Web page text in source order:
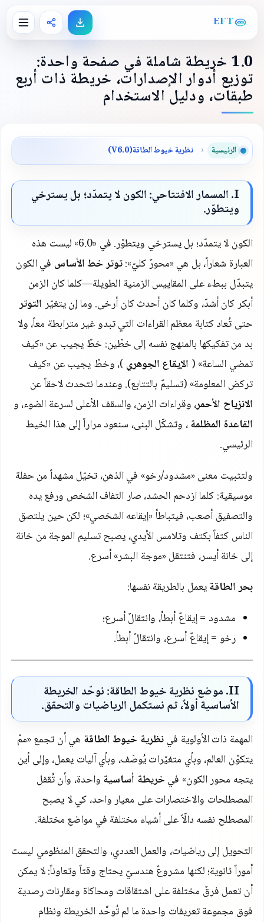
EFT
1.0 خريطة شاملة في صفحة واحدة:
توزيع أدوار الإصدارات، خريطة ذات أربع
طبقات، ودليل الاستخدام
الرئيسية › نظرية خيوط الطاقة(V6.0)
I. المسمار الافتتاحي: الكون لا يتمدّد؛ بل يسترخي
ويتطوّر.
الكون لا يتمدّد؛ بل يسترخي ويتطوّر. في «6.0» ليست هذه
العبارة شعاراً، بل هي «محورٌ كليّ»:توتر خط الأساس في الكون
يتبدّل ببطء على المقاييس الزمنية الطويلة—كلما كان الزمن
أبكر كان أشدّ، وكلما كان أحدث كان أرخى. وما إن يتغيّر التوتر
حتى تُعاد كتابة معظم القراءات التي تبدو غير مترابطة معاً، ولا
بد من تفكيكها بالمنهج نفسه إلى خطّين: خطّ يجيب عن «كيف
تمضي الساعة» ( الإيقاع الجوهري )، وخطّ يجيب عن «كيف
تركض المعلومة» (تسليمٌ بالتتابع). وعندما نتحدث لاحقاً عن
الانزياح الأحمر، وقراءات الزمن، والسقف الأعلى لسرعة الضوء، و
القاعدة المظلمة، وتشكّل البنى، سنعود مراراً إلى هذا الخيط
الرئيسي.
ولتثبيت معنى «مشدود/رخو» في الذهن، تخيّل مشهداً من حفلة
موسيقية: كلما ازدحم الحشد، صار التفاف الشخص ورفع يده
والتصفيق أصعب، فيتباطأ «إيقاعه الشخصي»؛ لكن حين يلتصق
الناس كتفاً بكتف وتلامس الأيدي، يصبح تسليم الموجة من خانة
إلى خانة أيسر، فتنتقل «موجة البشر» أسرع.
بحر الطاقةيعمل بالطريقة نفسها:
مشدود = إيقاعٌ أبطأ، وانتقالٌ أسرع؛
رخو = إيقاعٌ أسرع، وانتقالٌ أبطأ.
II. موضع نظرية خيوط الطاقة: نوحّد الخريطة
الأساسية أولاً، ثم نستكمل الرياضيات والتحقق.
المهمة ذات الأولوية فينظرية خيوط الطاقة هي أن تجمع «ممّ
يتكوّن العالم، وبأي متغيّرات يُوصَف، وبأي آليات يعمل، وإلى أين
يتجه محور الكون» في خريطة أساسية واحدة، وأن تُقفل
المصطلحات والاختصارات على معيار واحد، كي لا يصبح
المصطلح نفسه دالّاً على أشياء مختلفة في مواضع مختلفة.
التحويل إلى رياضيات، والعمل العددي، والتحقق المنظومي ليست
أموراً ثانوية؛ لكنها مشروعٌ هندسيّ يحتاج وقتاً وتعاوناً: لا يمكن
أن تعمل فرقٌ مختلفة على اشتقاقات ومحاكاة ومقارنات رصدية
فوق مجموعة تعريفات واحدة ما لم تُوحَّد الخريطة ونظام